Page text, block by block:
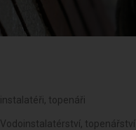
instalatéři, topenáři
Vodoinstalatérství,